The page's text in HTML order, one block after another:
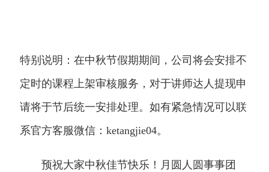
特别说明：在中秋节假期期间，公司将会安排不
定时的课程上架审核服务，对于讲师达人提现申
请将于节后统一安排处理。如有紧急情况可以联
系官方客服微信：ketangjie04。
预祝大家中秋佳节快乐！月圆人圆事事团